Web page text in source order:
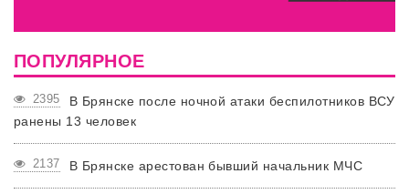
ПОПУЛЯРНОЕ
2395
В Брянске после ночной атаки беспилотников ВСУ
ранены 13 человек
2137 В Брянске арестован бывший начальник МЧС